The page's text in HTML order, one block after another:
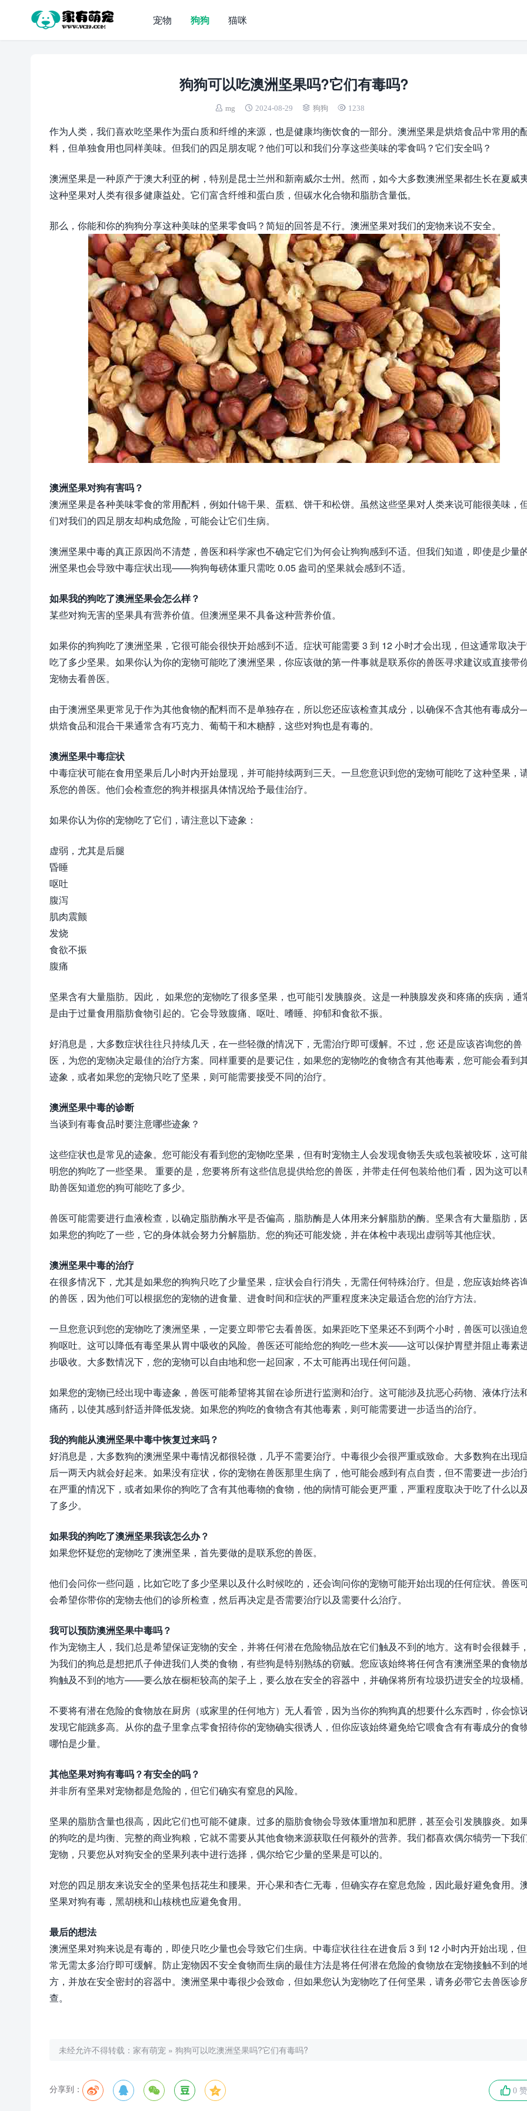
宠物 狗狗 猫咪
狗狗可以吃澳洲坚果吗?它们有毒吗?
mg 2024-08-29 狗狗 1238
作为人类，我们喜欢吃坚果作为蛋白质和纤维的来源，也是健康均衡饮食的一部分。澳洲坚果是烘焙食品中常用的
料，但单独食用也同样美味。但我们的四足朋友呢？他们可以和我们分享这些美味的零食吗？它们安全吗？
澳洲坚果是一种原产于澳大利亚的树，特别是昆士兰州和新南威尔士州。然而，如今大多数澳洲坚果都生长在夏威
这种坚果对人类有很多健康益处。它们富含纤维和蛋白质，但碳水化合物和脂肪含量低。
那么，你能和你的狗狗分享这种美味的坚果零食吗？简短的回答是不行。澳洲坚果对我们的宠物来说不安全。
澳洲坚果对狗有害吗？
澳洲坚果是各种美味零食的常用配料，例如什锦干果、蛋糕、饼干和松饼。虽然这些坚果对人类来说可能很美味，
们对我们的四足朋友却构成危险，可能会让它们生病。
澳洲坚果中毒的真正原因尚不清楚，兽医和科学家也不确定它们为何会让狗狗感到不适。但我们知道，即使是少量
洲坚果也会导致中毒症状出现——狗狗每磅体重只需吃 0.05 盎司的坚果就会感到不适。
如果我的狗吃了澳洲坚果会怎么样？
某些对狗无害的坚果具有营养价值。但澳洲坚果不具备这种营养价值。
如果你的狗狗吃了澳洲坚果，它很可能会很快开始感到不适。症状可能需要 3 到 12 小时才会出现，但这通常取决
吃了多少坚果。如果你认为你的宠物可能吃了澳洲坚果，你应该做的第一件事就是联系你的兽医寻求建议或直接带
宠物去看兽医。
由于澳洲坚果更常见于作为其他食物的配料而不是单独存在，所以您还应该检查其成分，以确保不含其他有毒成
烘焙食品和混合干果通常含有巧克力、葡萄干和木糖醇，这些对狗也是有毒的。
澳洲坚果中毒症状
中毒症状可能在食用坚果后几小时内开始显现，并可能持续两到三天。一旦您意识到您的宠物可能吃了这种坚果，
系您的兽医。他们会检查您的狗并根据具体情况给予最佳治疗。
如果你认为你的宠物吃了它们，请注意以下迹象：
虚弱，尤其是后腿
昏睡
呕吐
腹泻
肌肉震颤
发烧
食欲不振
腹痛
坚果含有大量脂肪。因此， 如果您的宠物吃了很多坚果，也可能引发胰腺炎。这是一种胰腺发炎和疼痛的疾病，通
是由于过量食用脂肪食物引起的。它会导致腹痛、呕吐、嗜睡、抑郁和食欲不振。
好消息是，大多数症状往往只持续几天，在一些轻微的情况下，无需治疗即可缓解。不过，您 还是应该咨询您的兽
医，为您的宠物决定最佳的治疗方案。同样重要的是要记住，如果您的宠物吃的食物含有其他毒素，您可能会看到
迹象，或者如果您的宠物只吃了坚果，则可能需要接受不同的治疗。
澳洲坚果中毒的诊断
当谈到有毒食品时要注意哪些迹象？
这些症状也是常见的迹象。您可能没有看到您的宠物吃坚果，但有时宠物主人会发现食物丢失或包装被咬坏，这可
明您的狗吃了一些坚果。 重要的是，您要将所有这些信息提供给您的兽医，并带走任何包装给他们看，因为这可以
助兽医知道您的狗可能吃了多少。
兽医可能需要进行血液检查，以确定脂肪酶水平是否偏高，脂肪酶是人体用来分解脂肪的酶。坚果含有大量脂肪，
如果您的狗吃了一些，它的身体就会努力分解脂肪。您的狗还可能发烧，并在体检中表现出虚弱等其他症状。
澳洲坚果中毒的治疗
在很多情况下，尤其是如果您的狗狗只吃了少量坚果，症状会自行消失，无需任何特殊治疗。但是，您应该始终咨
的兽医，因为他们可以根据您的宠物的进食量、进食时间和症状的严重程度来决定最适合您的治疗方法。
一旦您意识到您的宠物吃了澳​​洲坚果，一定要立即带它去看兽医。如果距吃下坚果还不到两个小时，兽医可以强迫
狗呕吐。这可以降低有毒坚果从胃中吸收的风险。兽医还可能给您的狗吃一些木炭——这可以保护胃壁并阻止毒素
步吸收。大多数情况下，您的宠物可以自由地和您一起回家，不太可能再出现任何问题。
如果您的宠物已经出现中毒迹象，兽医可能希望将其留在诊所进行监测和治疗。这可能涉及抗恶心药物、液体疗法
痛药，以使其感到舒适并降低发烧。如果您的狗吃的食物含有其他毒素，则可能需要进一步适当的治疗。
我的狗能从澳洲坚果中毒中恢复过来吗？
好消息是，大多数狗的澳洲坚果中毒情况都很轻微，几乎不需要治疗。中毒很少会很严重或致命。大多数狗在出现
后一两天内就会好起来。如果没有症状，你的宠物在兽医那里生病了，他可能会感到有点自责，但不需要进一步治
在严重的情况下，或者如果你的狗吃了含有其他毒物的食物，他的病情可能会更严重，严重程度取决于吃了什么以
了多少。
如果我的狗吃了澳洲坚果我该怎么办？
如果您怀疑您的宠物吃了澳​​洲坚果，首先要做的是联系您的兽医。
他们会问你一些问题，比如它吃了多少坚果以及什么时候吃的，还会询问你的宠物可能开始出现的任何症状。兽医
会希望你带你的宠物去他们的诊所检查，然后再决定是否需要治疗以及需要什么治疗。
我可以预防澳洲坚果中毒吗？
作为宠物主人，我们总是希望保证宠物的安全，并将任何潜在危险物品放在它们触及不到的地方。这有时会很棘手
为我们的狗总是想把爪子伸进我们人类的食物，有些狗是特别熟练的窃贼。您应该始终将任何含有澳洲坚果的食物
狗触及不到的地方——要么放在橱柜较高的架子上，要么放在安全的容器中，并确保将所有垃圾扔进安全的垃圾桶
不要将有潜在危险的食物放在厨房（或家里的任何地方）无人看管，因为当你的狗狗真的想要什么东西时，你会惊
发现它能跳多高。从你的盘子里拿点零食招待你的宠物确实很诱人，但你应该始终避免给它喂食含有有毒成分的食
哪怕是少量。
其他坚果对狗有毒吗？有安全的吗？
并非所有坚果对宠物都是危险的，但它们确实有窒息的风险。
坚果的脂肪含量也很高，因此它们也可能不健康。过多的脂肪食物会导致体重增加和肥胖，甚至会引发胰腺炎。如
的狗吃的是均衡、完整的商业狗粮，它就不需要从其他食物来源获取任何额外的营养。我们都喜欢偶尔犒劳一下我
宠物，只要您从对狗安全的坚果列表中进行选择，偶尔给它少量的坚果是可以的。
对您的四足朋友来说安全的坚果包括花生和腰果。开心果和杏仁无毒，但确实存在窒息危险，因此最好避免食用。
坚果对狗有毒，黑胡桃和山核桃也应避免食用。
最后的想法
澳洲坚果对狗来说是有毒的，即使只吃少量也会导致它们生病。中毒症状往往在进食后 3 到 12 小时内开始出现，
常无需太多治疗即可缓解。防止宠物因不安全食物而生病的最佳方法是将任何潜在危险的食物放在宠物接触不到的
方，并放在安全密封的容器中。澳洲坚果中毒很少会致命，但如果您认为宠物吃了任何坚果，请务必带它去兽医诊
查。
未经允许不得转载： 家有萌宠 » 狗狗可以吃澳洲坚果吗?它们有毒吗?
分享到： 0 赞